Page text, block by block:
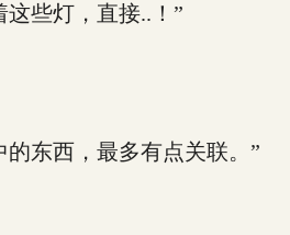
些灯，直接..！”
东西，最多有点关联。”